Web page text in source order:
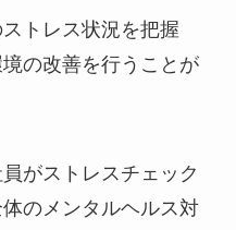
トレス状況を把握
の改善を行うことが
がストレスチェック
のメンタルヘルス対